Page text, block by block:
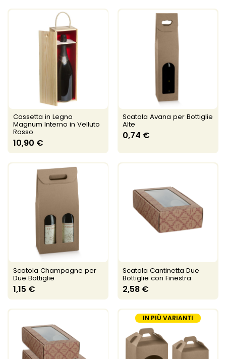
Cassetta in Legno
Magnum Interno in Velluto
Rosso
10,90 €
Scatola Avana per Bottiglie
Alte
0,74 €
Scatola Champagne per
Due Bottiglie
1,15 €
Scatola Cantinetta Due
Bottiglie con Finestra
2,58 €
IN PIÙ VARIANTI